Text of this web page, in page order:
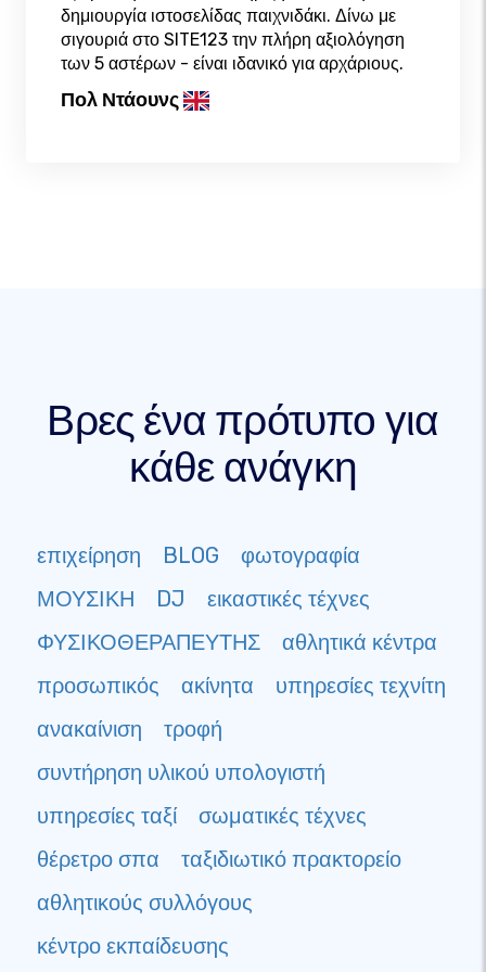
δημιουργία ιστοσελίδας παιχνιδάκι. Δίνω με
σιγουριά στο SITE123 την πλήρη αξιολόγηση
των 5 αστέρων - είναι ιδανικό για αρχάριους.
Πολ Ντάουνς
Βρες ένα πρότυπο για
κάθε ανάγκη
επιχείρηση BLOG
φωτογραφία
ΜΟΥΣΙΚΗ
DJ
εικαστικές τέχνες
ΦΥΣΙΚΟΘΕΡΑΠΕΥΤΗΣ
αθλητικά κέντρα
προσωπικός
ακίνητα
υπηρεσίες τεχνίτη
ανακαίνιση
τροφή
συντήρηση υλικού υπολογιστή
υπηρεσίες ταξί
σωματικές τέχνες
θέρετρο σπα
ταξιδιωτικό πρακτορείο
αθλητικούς συλλόγους
κέντρο εκπαίδευσης